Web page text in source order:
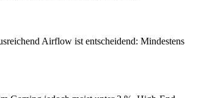
Airflow ist entscheidend: Mindestens